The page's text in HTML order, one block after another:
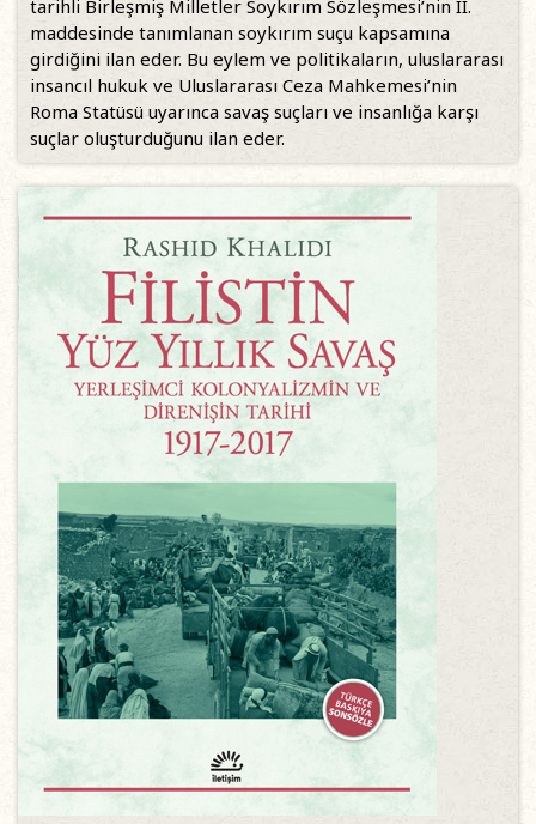
tarihli Birleşmiş Milletler Soykırım Sözleşmesi’nin II.
maddesinde tanımlanan soykırım suçu kapsamına
girdiğini ilan eder. Bu eylem ve politikaların, uluslararası
insancıl hukuk ve Uluslararası Ceza Mahkemesi’nin
Roma Statüsü uyarınca savaş suçları ve insanlığa karşı
suçlar oluşturduğunu ilan eder.